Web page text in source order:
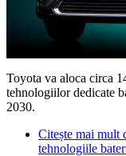
Toyota va aloca circa
tehnologiilor dedicate
2030.
Citește mai mult
tehnologiile